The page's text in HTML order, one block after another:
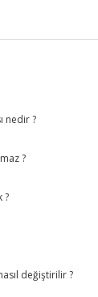
nedir ?
?
?
değiştirilir ?